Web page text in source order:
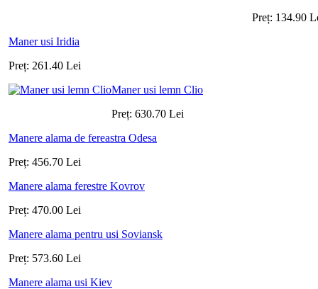
Preț: 134.90
Maner usi Iridia
Preț: 261.40 Lei
Maner usi lemn Clio
Preț: 630.70 Lei
Manere alama de fereastra Odesa
Preț: 456.70 Lei
Manere alama ferestre Kovrov
Preț: 470.00 Lei
Manere alama pentru usi Soviansk
Preț: 573.60 Lei
Manere alama usi Kiev